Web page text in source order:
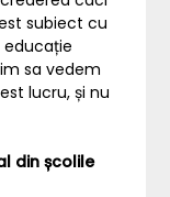
subiect cu
educație
sa vedem
lucru, și nu
din școlile